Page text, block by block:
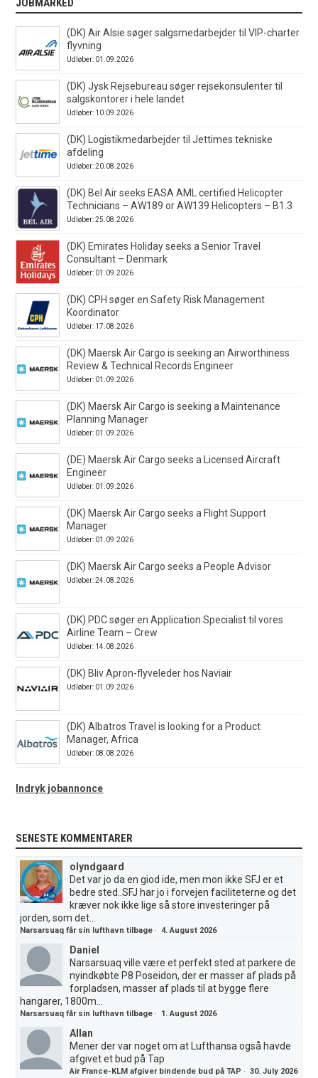
JOBMARKED
(DK) Air Alsie søger salgsmedarbejder til VIP-charter
flyvning
Udløber: 01.09.2026
(DK) Jysk Rejsebureau søger rejsekonsulenter til
salgskontorer i hele landet
Udløber: 10.09.2026
(DK) Logistikmedarbejder til Jettimes tekniske
afdeling
Udløber: 20.08.2026
(DK) Bel Air seeks EASA AML certified Helicopter
Technicians – AW189 or AW139 Helicopters – B1.3
Udløber: 25.08.2026
(DK) Emirates Holiday seeks a Senior Travel
Consultant – Denmark
Udløber: 01.09.2026
(DK) CPH søger en Safety Risk Management
Koordinator
Udløber: 17.08.2026
(DK) Maersk Air Cargo is seeking an Airworthiness
Review & Technical Records Engineer
Udløber: 01.09.2026
(DK) Maersk Air Cargo is seeking a Maintenance
Planning Manager
Udløber: 01.09.2026
(DE) Maersk Air Cargo seeks a Licensed Aircraft
Engineer
Udløber: 01.09.2026
(DK) Maersk Air Cargo seeks a Flight Support
Manager
Udløber: 01.09.2026
(DK) Maersk Air Cargo seeks a People Advisor
Udløber: 24.08.2026
(DK) PDC søger en Application Specialist til vores
Airline Team – Crew
Udløber: 14.08.2026
(DK) Bliv Apron-flyveleder hos Naviair
Udløber: 01.09.2026
(DK) Albatros Travel is looking for a Product
Manager, Africa
Udløber: 08.08.2026
Indryk jobannonce
SENESTE KOMMENTARER
olyndgaard
Det var jo da en giod ide, men mon ikke SFJ er et
bedre sted..SFJ har jo i forvejen faciliteterne og det
kræver nok ikke lige så store investeringer på
jorden, som det...
Narsarsuaq får sin lufthavn tilbage ·4. August 2026
Daniel
Narsarsuaq ville være et perfekt sted at parkere de
nyindkøbte P8 Poseidon, der er masser af plads på
forpladsen, masser af plads til at bygge flere
hangarer, 1800m...
Narsarsuaq får sin lufthavn tilbage · 1. August 2026
Allan
Mener der var noget om at Lufthansa også havde
afgivet et bud på Tap
Air France-KLM afgiver bindende bud på TAP ·30. July 2026